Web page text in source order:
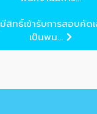
สิทธิ์เข้ารับการสอบคัด
เป็นพน...